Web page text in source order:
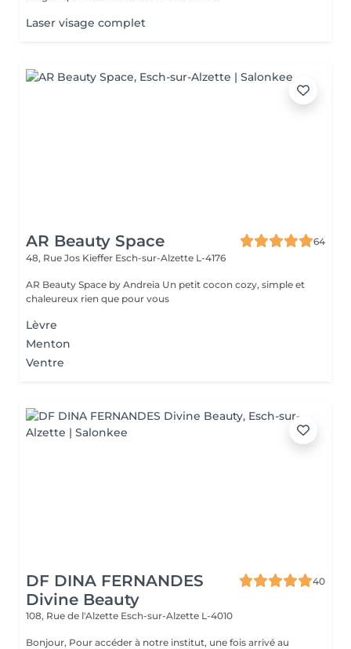
Laser visage complet
AR Beauty Space
64
48, Rue Jos Kieffer Esch-sur-Alzette L-4176
AR Beauty Space by Andreia Un petit cocon cozy, simple et
chaleureux rien que pour vous
Lèvre
Menton
Ventre
DF DINA FERNANDES
Divine Beauty
40
108, Rue de l'Alzette Esch-sur-Alzette L-4010
Bonjour, Pour accéder à notre institut, une fois arrivé au